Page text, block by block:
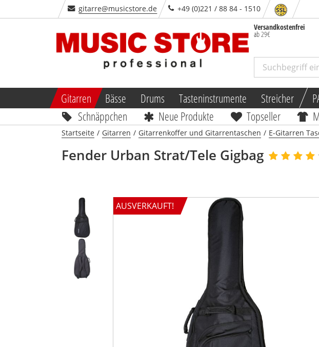
gitarre@musicstore.de
+49 (0)221 / 88 84 - 1510
Versandkostenfrei
ab 29€
Gitarren Bässe Drums Tasteninstrumente Streicher
Schnäppchen
Neue Produkte Topseller
Startseite / Gitarren / Gitarrenkoffer und Gitarrentaschen / E-Gitarren
Fender Urban Strat/Tele Gigbag
AUSVERKAUFT!